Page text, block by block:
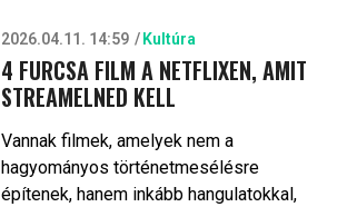
2026.04.11. 14:59 Kultúra
4 FURCSA FILM A NETFLIXEN, AMIT
STREAMELNED KELL
Vannak filmek, amelyek nem a
hagyományos történetmesélésre
építenek, hanem inkább hangulatokkal,